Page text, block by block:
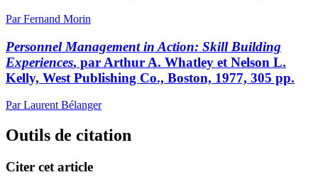
Par Fernand Morin
Personnel Management in Action: Skill Building
Experiences, par Arthur A. Whatley et Nelson L.
Kelly, West Publishing Co., Boston, 1977, 305 pp.
Par Laurent Bélanger
Outils de citation
Citer cet article